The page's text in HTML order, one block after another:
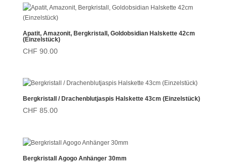
Apatit, Amazonit, Bergkristall, Goldobsidian Halskette 42cm
(Einzelstück)
CHF 90.00
Bergkristall / Drachenblutjaspis Halskette 43cm (Einzelstück)
CHF 85.00
Bergkristall Agogo Anhänger 30mm